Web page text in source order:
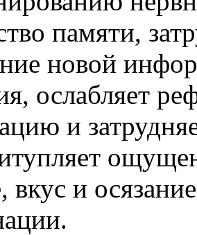
памяти,
новой
ослабляет
и
вкус и